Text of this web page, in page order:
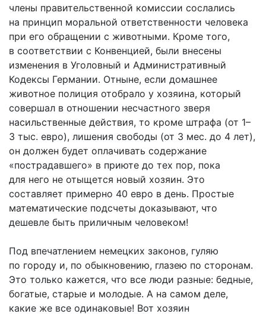
члены правительственной комиссии сослались
на принцип моральной ответственности человека
при его обращении с животными. Кроме того,
в соответствии с Конвенцией, были внесены
изменения в Уголовный и Административный
Кодексы Германии. Отныне, если домашнее
животное полиция отобрало у хозяина, который
совершал в отношении несчастного зверя
насильственные действия, то кроме штрафа (от 1–
3 тыс. евро), лишения свободы (от 3 мес. до 4 лет),
он должен будет оплачивать содержание
«пострадавшего» в приюте до тех пор, пока
для него не отыщется новый хозяин. Это
составляет примерно 40 евро в день. Простые
математические подсчеты доказывают, что
дешевле быть приличным человеком!
Под впечатлением немецких законов, гуляю
по городу и, по обыкновению, глазею по сторонам.
Это только кажется, что все люди разные: бедные,
богатые, старые и молодые. А на самом деле,
какие же все одинаковые! Вот хозяин